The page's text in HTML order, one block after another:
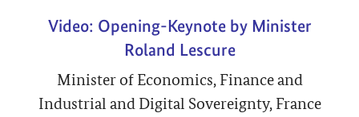
Video: Opening-Keynote by Minister
Roland Lescure
Minister of Economics, Finance and
Industrial and Digital Sovereignty, France